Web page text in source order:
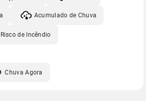
Acumulado de Chuva
Risco de Incêndio
Chuva Agora